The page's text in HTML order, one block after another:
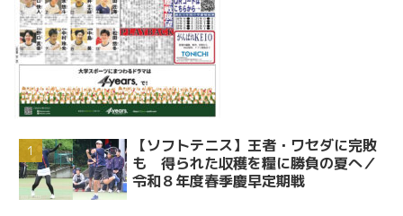
【ソフトテニス】王者・ワセダに完敗
も 得られた収穫を糧に勝負の夏へ／
令和８年度春季慶早定期戦